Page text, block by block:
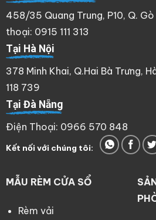
458/35 Quang Trung, P10, Q.
thoại: 0915 111 313
Tại Hà Nội
378 Minh Khai, Q.Hai Bà Trưng,
118 739
Tại Đà Nẵng
Điện Thoại: 0966 570 848
Kết nối với chúng tôi:
MẪU RÈM CỬA SỔ
Rèm vải